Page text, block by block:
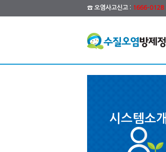
☎ 오염사고신고 : 1666-0128
시스템소개